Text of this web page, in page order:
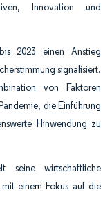
Innovation und
2023 einen Anstieg
signalisiert.
von Faktoren
die Einführung
Hinwendung zu
seine wirtschaftliche
einem Fokus auf die